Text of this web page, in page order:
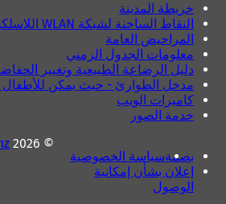
خريطة المدينة
النقاط الساخنة لشبكة WLAN اللاسلكية
المراحيض العامة
معلومات الجدول الزمني
دليل الرضاعة الطبيعية وتغيير
مدخل الطوارئ - حيث يمكن للأطفال
كاميرات الويب
خدمة الصور
بصمةسياسة الخصوصية
إعلان بشأن إمكانية
الوصول
© 2026